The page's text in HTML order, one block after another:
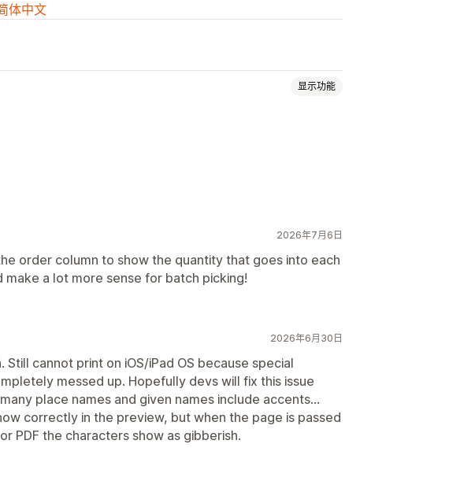
体中文
显示功能
2026年7月6日
order column to show the quantity that goes into each
make a lot more sense for batch picking!
2026年6月30日
Still cannot print on iOS/iPad OS because special
messed up. Hopefully devs will fix this issue
place names and given names include accents…
correctly in the preview, but when the page is passed
PDF the characters show as gibberish.